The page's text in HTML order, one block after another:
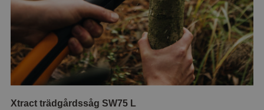
Xtract trädgårdssåg SW75 L